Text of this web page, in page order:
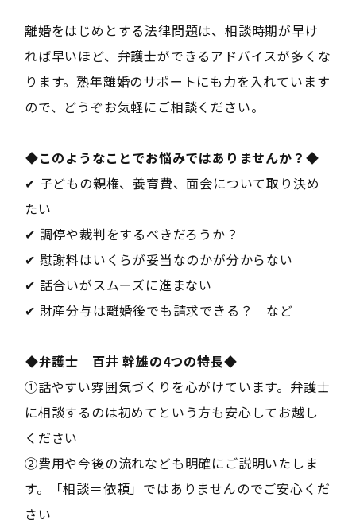
離婚をはじめとする法律問題は、相談時期が早け
れば早いほど、弁護士ができるアドバイスが多くな
ります。熟年離婚のサポートにも力を入れています
ので、どうぞお気軽にご相談ください。
――◆このようなことでお悩みではありませんか？◆――
✔ 子どもの親権、養育費、面会について取り決め
たい
✔ 調停や裁判をするべきだろうか？
✔ 慰謝料はいくらが妥当なのかが分からない
✔ 話合いがスムーズに進まない
✔ 財産分与は離婚後でも請求できる？ など
――◆弁護士 百井 幹雄の4つの特長◆――
①話やすい雰囲気づくりを心がけています。弁護士
に相談するのは初めてという方も安心してお越し
ください
②費用や今後の流れなども明確にご説明いたしま
す。「相談＝依頼」ではありませんのでご安心くだ
さい